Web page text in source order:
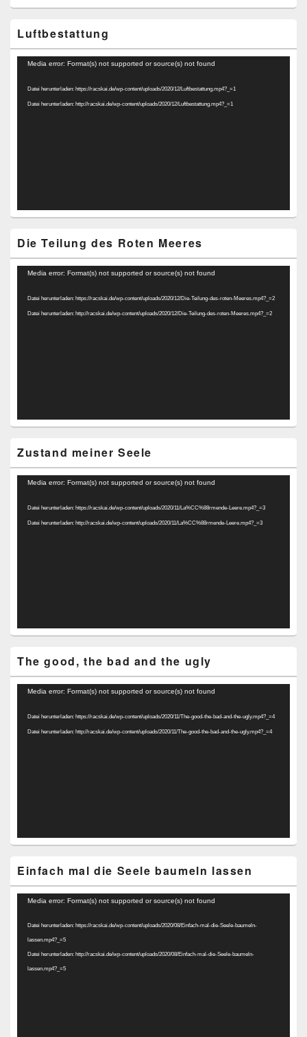
Luftbestattung
Video-
Media error: Format(s) not supported or source(s) not found
Datei herunterladen: https://racskai.de/wp-content/uploads/2020/12/Luftbestattung.mp4?_=1
Datei herunterladen: http://racskai.de/wp-content/uploads/2020/12/Luftbestattung.mp4?_=1
Die Teilung des Roten Meeres
Video-
Media error: Format(s) not supported or source(s) not found
Datei herunterladen: https://racskai.de/wp-content/uploads/2020/12/Die-Teilung-des-roten-Meeres.mp4?_=2
Datei herunterladen: http://racskai.de/wp-content/uploads/2020/12/Die-Teilung-des-roten-Meeres.mp4?_=2
Zustand meiner Seele
Video-
Media error: Format(s) not supported or source(s) not found
Datei herunterladen: https://racskai.de/wp-content/uploads/2020/11/La%CC%88rmende-Leere.mp4?_=3
Datei herunterladen: http://racskai.de/wp-content/uploads/2020/11/La%CC%88rmende-Leere.mp4?_=3
The good, the bad and the ugly
Video-
Media error: Format(s) not supported or source(s) not found
Datei herunterladen: https://racskai.de/wp-content/uploads/2020/11/The-good-the-bad-and-the-ugly.mp4?_=4
Datei herunterladen: http://racskai.de/wp-content/uploads/2020/11/The-good-the-bad-and-the-ugly.mp4?_=4
Einfach mal die Seele baumeln lassen
Video-
Media error: Format(s) not supported or source(s) not found
Datei herunterladen: https://racskai.de/wp-content/uploads/2020/08/Einfach-mal-die-Seele-baumeln-
lassen.mp4?_=5
Datei herunterladen: http://racskai.de/wp-content/uploads/2020/08/Einfach-mal-die-Seele-baumeln-
lassen.mp4?_=5